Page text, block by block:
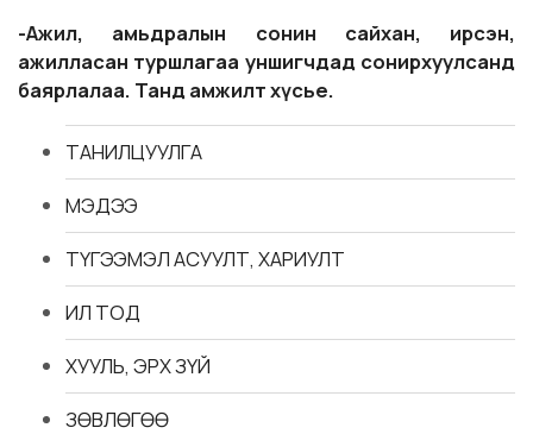
-Ажил, амьдралын сонин сайхан, ирсэн,
ажилласан туршлагаа уншигчдад сонирхуулсанд
баярлалаа. Танд амжилт хүсье.
ТАНИЛЦУУЛГА
МЭДЭЭ
ТҮГЭЭМЭЛ АСУУЛТ, ХАРИУЛТ
ИЛ ТОД
ХУУЛЬ, ЭРХ ЗҮЙ
ЗӨВЛӨГӨӨ